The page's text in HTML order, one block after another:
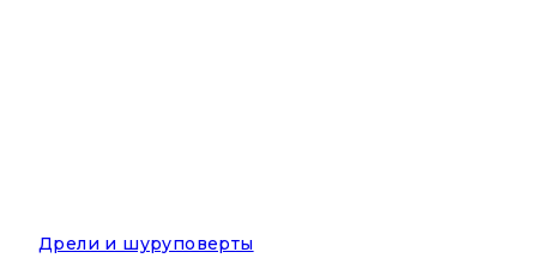
Дрели и шуруповерты